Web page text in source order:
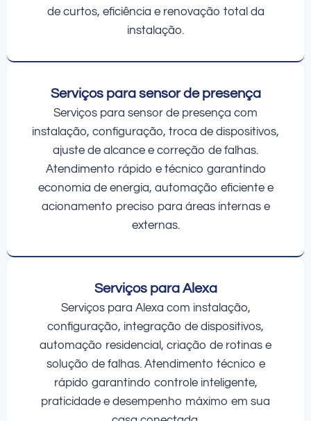
de curtos, eficiência e renovação total da
instalação.
Serviços para sensor de presença
Serviços para sensor de presença com
instalação, configuração, troca de dispositivos,
ajuste de alcance e correção de falhas.
Atendimento rápido e técnico garantindo
economia de energia, automação eficiente e
acionamento preciso para áreas internas e
externas.
Serviços para Alexa
Serviços para Alexa com instalação,
configuração, integração de dispositivos,
automação residencial, criação de rotinas e
solução de falhas. Atendimento técnico e
rápido garantindo controle inteligente,
praticidade e desempenho máximo em sua